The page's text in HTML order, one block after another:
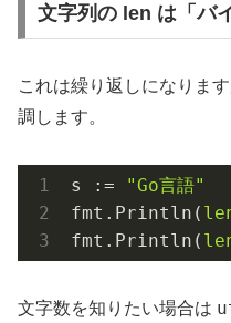
文字列の len は「バ
これは繰り返しになりま
調します。
s :=
"Go言語"
fmt.Println(
fmt.Println(
文字数を知りたい場合は